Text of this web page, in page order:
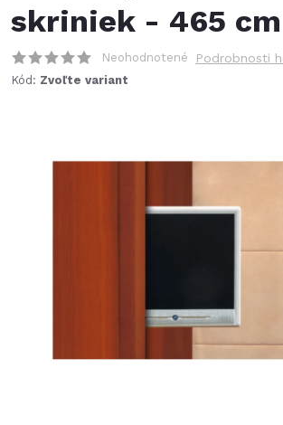
skriniek - 465 cm
Neohodnotené Podrobnosti
Kód: Zvoľte variant